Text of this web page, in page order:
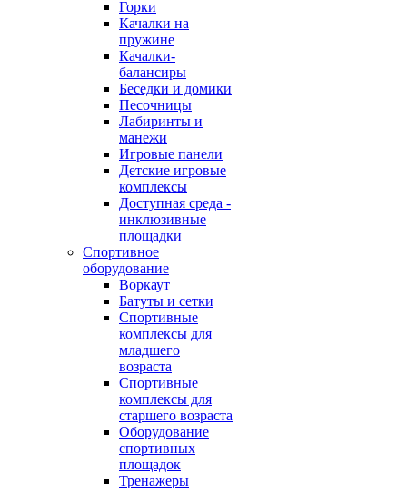
Горки
Качалки на
пружине
Качалки-
балансиры
Беседки и домики
Песочницы
Лабиринты и
манежи
Игровые панели
Детские игровые
комплексы
Доступная среда -
инклюзивные
площадки
Спортивное
оборудование
Воркаут
Батуты и сетки
Спортивные
комплексы для
младшего
возраста
Спортивные
комплексы для
старшего возраста
Оборудование
спортивных
площадок
Тренажеры